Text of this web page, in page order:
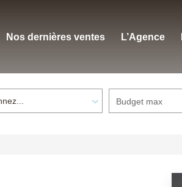
Nos dernières ventes L’Agence
Budget max